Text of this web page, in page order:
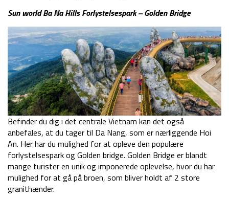
Sun world Ba Na Hills Forlystelsespark – Golden Bridge
Befinder du dig i det centrale Vietnam kan det også
anbefales, at du tager til Da Nang, som er nærliggende Hoi
An. Her har du mulighed for at opleve den populære
forlystelsespark og Golden bridge. Golden Bridge er blandt
mange turister en unik og imponerede oplevelse, hvor du har
mulighed for at gå på broen, som bliver holdt af 2 store
granithænder.